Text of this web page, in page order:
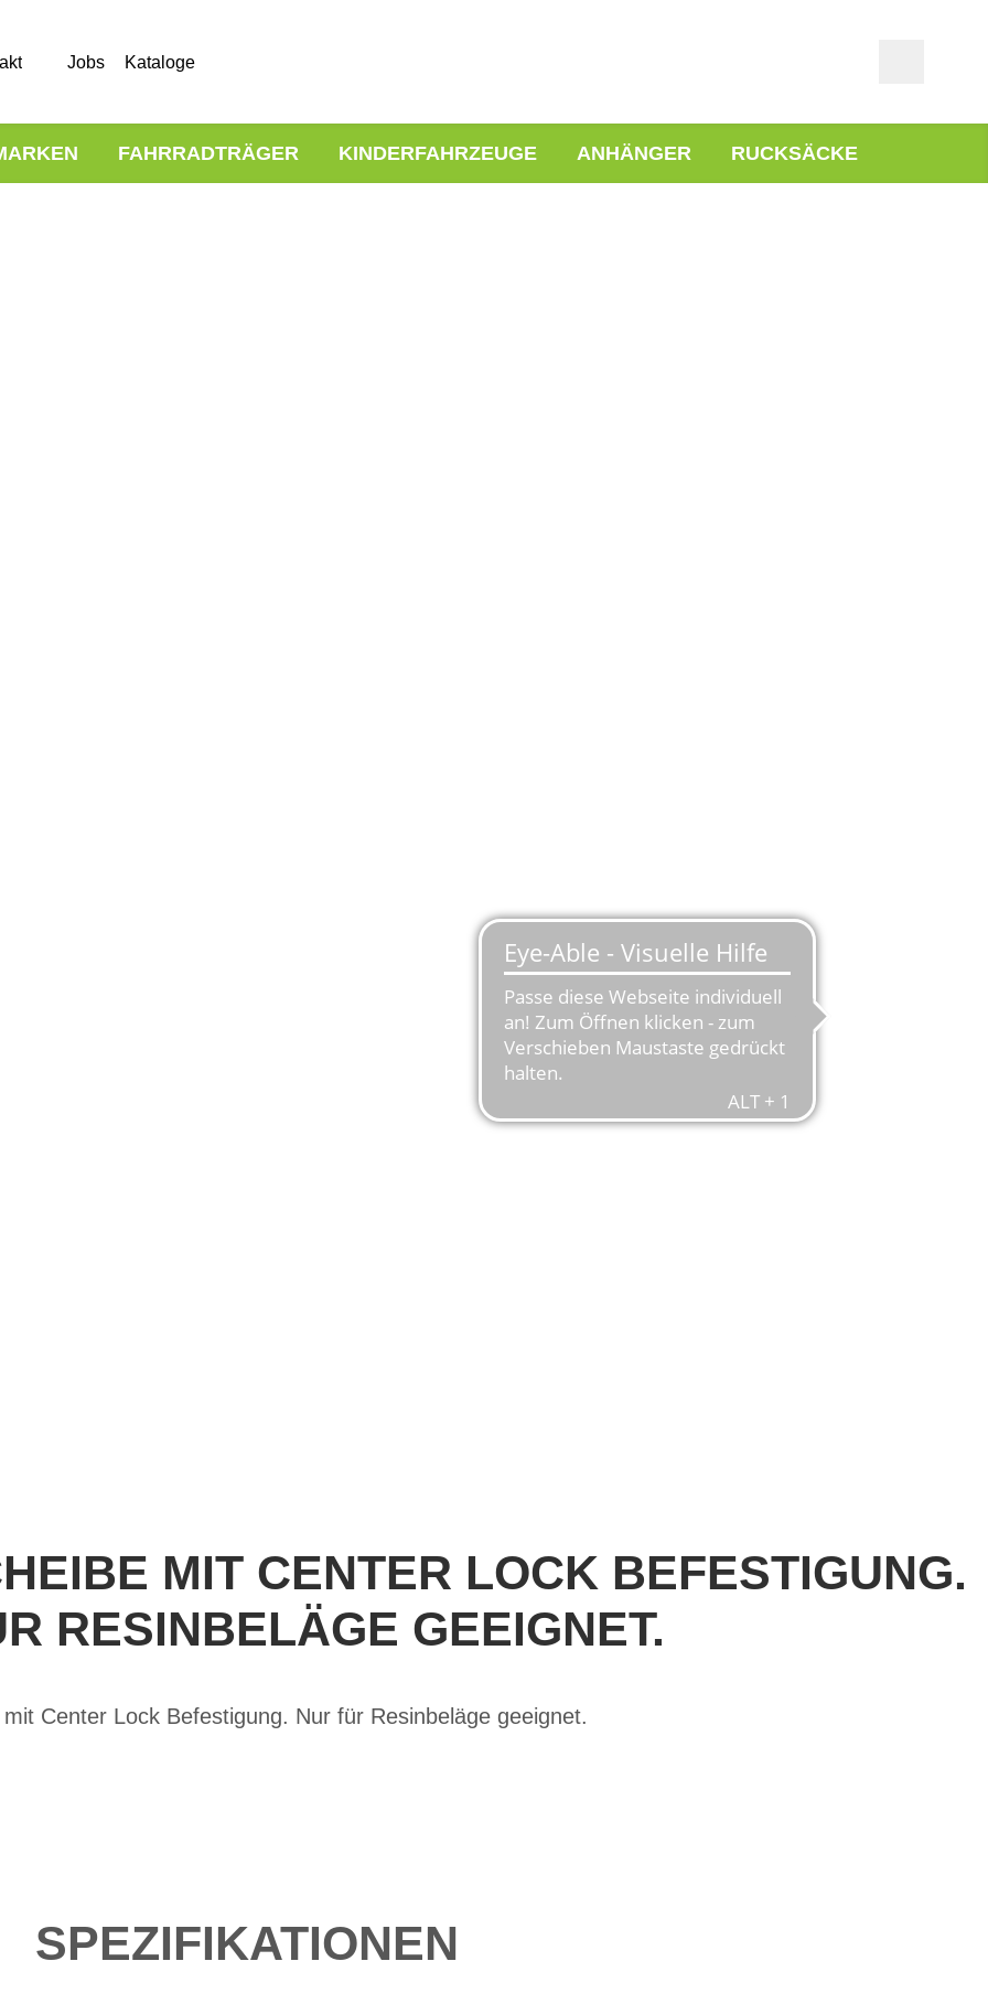
Jobs Kataloge
FAHRRADTRÄGER KINDERFAHRZEUGE ANHÄNGER RUCKSÄCKE
MIT CENTER LOCK BEFESTIGUNG.
RESINBELÄGE GEEIGNET.
Center Lock Befestigung. Nur für Resinbeläge geeignet.
SPEZIFIKATIONEN